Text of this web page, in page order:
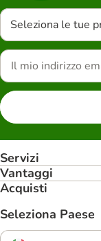
Seleziona le tue
Servizi
Vantaggi
Acquisti
Seleziona Paese